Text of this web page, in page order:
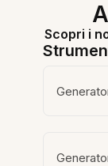
Scopri i